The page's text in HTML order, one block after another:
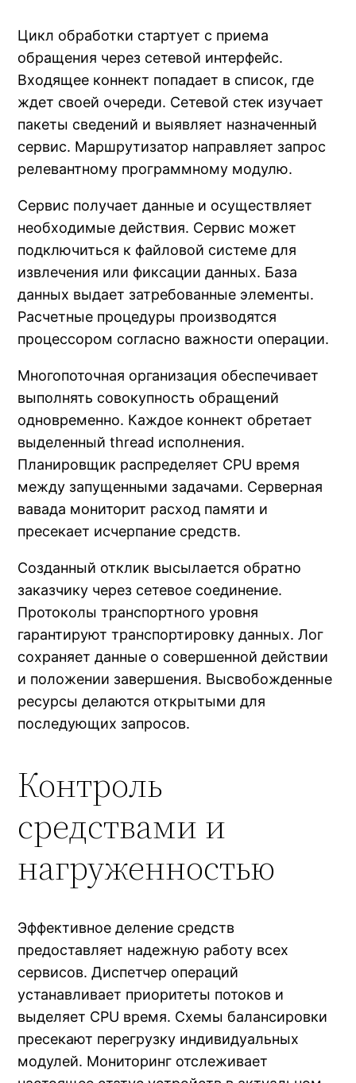
Цикл обработки стартует с приема
обращения через сетевой интерфейс.
Входящее коннект попадает в список, где
ждет своей очереди. Сетевой стек изучает
пакеты сведений и выявляет назначенный
сервис. Маршрутизатор направляет запрос
релевантному программному модулю.
Сервис получает данные и осуществляет
необходимые действия. Сервис может
подключиться к файловой системе для
извлечения или фиксации данных. База
данных выдает затребованные элементы.
Расчетные процедуры производятся
процессором согласно важности операции.
Многопоточная организация обеспечивает
выполнять совокупность обращений
одновременно. Каждое коннект обретает
выделенный thread исполнения.
Планировщик распределяет CPU время
между запущенными задачами. Серверная
вавада мониторит расход памяти и
пресекает исчерпание средств.
Созданный отклик высылается обратно
заказчику через сетевое соединение.
Протоколы транспортного уровня
гарантируют транспортировку данных. Лог
сохраняет данные о совершенной действии
и положении завершения. Высвобожденные
ресурсы делаются открытыми для
последующих запросов.
Контроль
средствами и
нагруженностью
Эффективное деление средств
предоставляет надежную работу всех
сервисов. Диспетчер операций
устанавливает приоритеты потоков и
выделяет CPU время. Схемы балансировки
пресекают перегрузку индивидуальных
модулей. Мониторинг отслеживает